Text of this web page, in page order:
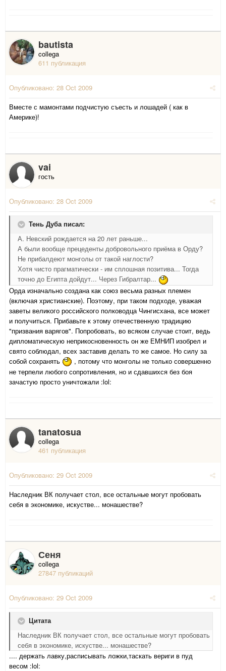
bautista
collega
611 публикация
Опубликовано: 28 Oct 2009
Вместе с мамонтами подчистую съесть и лошадей ( как в
Америке)!
vai
гость
Опубликовано: 28 Oct 2009
Тень Дуба писал:
А. Невский рождается на 20 лет раньше...
А были вообще прецеденты добровольного приёма в Орду?
Не прибалдеют монголы от такой наглости?
Хотя чисто прагматически - им сплошная позитива... Тогда
точно до Египта дойдут... Через Гибралтар...
Орда изначально создана как союз весьма разных племен
(включая христианские). Поэтому, при таком подходе, уважая
заветы великого российского полководца Чингисхана, все может
и получиться. Прибавьте к этому отечественную традицию
"призвания варягов". Попробовать, во всяком случае стоит, ведь
дипломатическую неприкосновенность он же ЕМНИП изобрел и
свято соблюдал, всех заставив делать то же самое. Но силу за
собой сохранять
, потому что монголы не только совершенно
не терпели любого сопротивления, но и сдавшихся без боя
зачастую просто уничтожали :lol:
tanatosua
collega
461 публикация
Опубликовано: 29 Oct 2009
Наследник ВК получает стол, все остальные могут пробовать
себя в экономике, искустве... монашестве?
Сеня
collega
27847 публикаций
Опубликовано: 29 Oct 2009
Цитата
Наследник ВК получает стол, все остальные могут пробовать
себя в экономике, искустве... монашестве?
.... держать лавку,расписывать ложки,таскать вериги в пуд
весом :lol: